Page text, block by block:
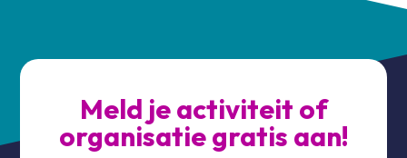
Meld je activiteit of
organisatie gratis aan!